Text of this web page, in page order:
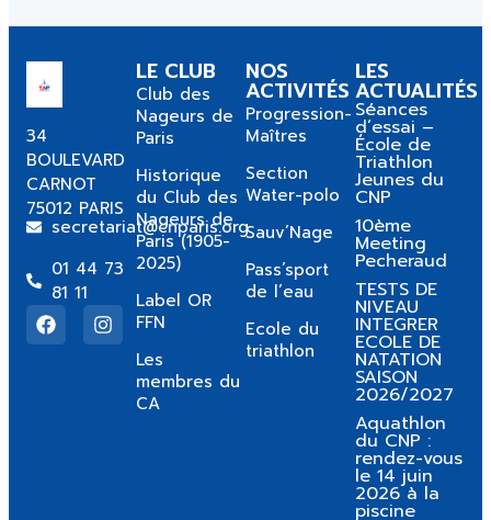
34
BOULEVARD
CARNOT
75012 PARIS
secretariat@cnparis.org
01 44 73
81 11
LE CLUB
Club des
Nageurs de
Paris
Historique
du Club des
Nageurs de
Paris (1905-
2025)
Label OR
FFN
Les
membres du
CA
NOS
ACTIVITÉS
Progression-
Maîtres
Section
Water-polo
Sauv’Nage
Pass’sport
de l’eau
Ecole du
triathlon
LES
ACTUALITÉS
Séances
d’essai –
École de
Triathlon
Jeunes du
CNP
10ème
Meeting
Pecheraud
TESTS DE
NIVEAU
INTEGRER
ECOLE DE
NATATION
SAISON
2026/2027
Aquathlon
du CNP :
rendez-vous
le 14 juin
2026 à la
piscine